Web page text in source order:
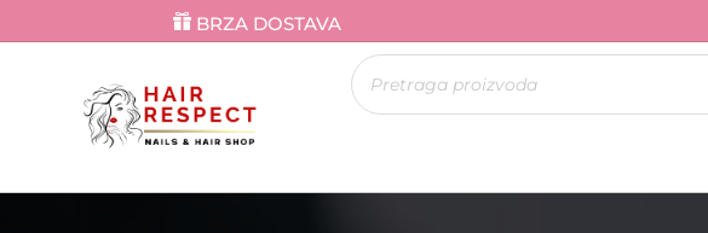
BRZA DOSTAVA
Products
search